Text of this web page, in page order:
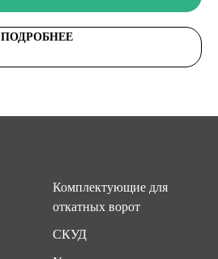
ПОДРОБНЕЕ
Комплектующие для
откатных ворот
СКУД